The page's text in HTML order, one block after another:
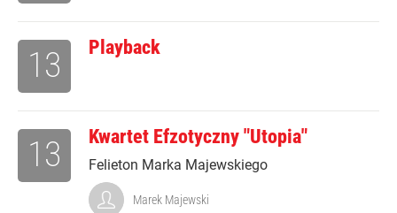
Playback
13
Kwartet Efzotyczny "Utopia"
Felieton Marka Majewskiego
13
Marek Majewski